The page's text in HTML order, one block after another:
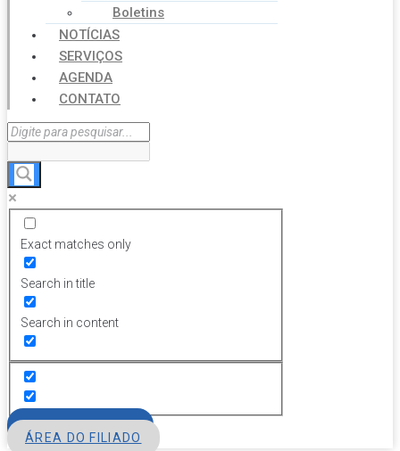
Boletins
NOTÍCIAS
SERVIÇOS
AGENDA
CONTATO
Exact matches only
Search in title
Search in content
ÁREA DO FILIADO